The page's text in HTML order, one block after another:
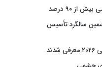
از ۹۰ درصد
سالگرد تأسیس